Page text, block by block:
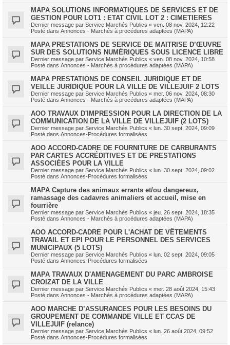
MAPA SOLUTIONS INFORMATIQUES DE SERVICES ET DE
GESTION POUR LOT1 : ETAT CIVIL LOT 2 : CIMETIERES
Dernier message par Service Marchés Publics « ven. 08 nov. 2024, 12:22
Posté dans Annonces - Marchés à procédures adaptées (MAPA)
MAPA PRESTATIONS DE SERVICE DE MAITRISE D’ŒUVRE
SUR DES SOLUTIONS NUMÉRIQUES SOUS LICENCE LIBRE
Dernier message par Service Marchés Publics « ven. 08 nov. 2024, 10:58
Posté dans Annonces - Marchés à procédures adaptées (MAPA)
MAPA PRESTATIONS DE CONSEIL JURIDIQUE ET DE
VEILLE JURIDIQUE POUR LA VILLE DE VILLEJUIF 2 LOTS
Dernier message par Service Marchés Publics « mer. 06 nov. 2024, 08:30
Posté dans Annonces - Marchés à procédures adaptées (MAPA)
AOO TRAVAUX D'IMPRESSION POUR LA DIRECTION DE LA
COMMUNICATION DE LA VILLE DE VILLEJUIF (2 LOTS)
Dernier message par Service Marchés Publics « lun. 30 sept. 2024, 09:09
Posté dans Annonces-Procédures formalisées
AOO ACCORD-CADRE DE FOURNITURE DE CARBURANTS
PAR CARTES ACCRÉDITIVES ET DE PRESTATIONS
ASSOCIÉES POUR LA VILLE
Dernier message par Service Marchés Publics « lun. 30 sept. 2024, 09:02
Posté dans Annonces-Procédures formalisées
MAPA Capture des animaux errants et/ou dangereux,
ramassage des cadavres animaliers et accueil, mise en
fourrière
Dernier message par Service Marchés Publics « jeu. 26 sept. 2024, 18:35
Posté dans Annonces - Marchés à procédures adaptées (MAPA)
AOO ACCORD-CADRE POUR L'ACHAT DE VÊTEMENTS
TRAVAIL ET EPI POUR LE PERSONNEL DES SERVICES
MUNICIPAUX (5 LOTS)
Dernier message par Service Marchés Publics « lun. 02 sept. 2024, 09:05
Posté dans Annonces-Procédures formalisées
MAPA TRAVAUX D'AMENAGEMENT DU PARC AMBROISE
CROIZAT DE LA VILLE
Dernier message par Service Marchés Publics « mer. 28 août 2024, 15:43
Posté dans Annonces - Marchés à procédures adaptées (MAPA)
AOO MARCHE D’ASSURANCES POUR LES BESOINS DU
GROUPEMENT DE COMMANDE VILLE ET CCAS DE
VILLEJUIF (relance)
Dernier message par Service Marchés Publics « lun. 26 août 2024, 09:52
Posté dans Annonces-Procédures formalisées